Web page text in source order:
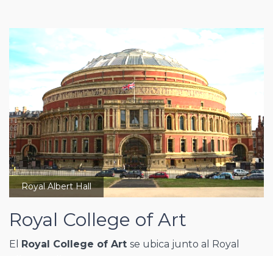
Royal Albert Hall
Royal College of Art
El Royal College of Art se ubica junto al Royal